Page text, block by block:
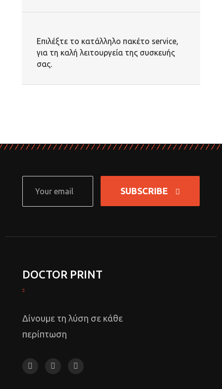
Επιλέξτε το κατάλληλο πακέτο service,
για τη καλή λειτουργεία της συσκευής
σας.
SUBSCRIBE
DOCTOR PRINT
Δίνουμε τη λύση σε κάθε
περίπτωση